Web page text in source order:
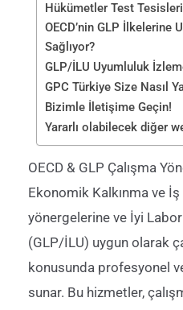
Hükümetler Test
OECD’nin GLP İlkelerine
Sağlıyor?
GLP/İLU Uyumluluk
GPC Türkiye Size Nasıl
Bizimle İletişime Geçin!
Yararlı olabilecek diğer
OECD & GLP Çalışma
Ekonomik Kalkınma ve
yönergelerine ve İyi
(GLP/İLU) uygun olarak
konusunda profesyonel
sunar. Bu hizmetler,